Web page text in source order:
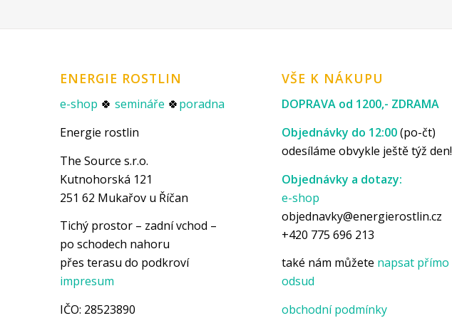
ENERGIE ROSTLIN
e-shop 🍀 semináře 🍀poradna
Energie rostlin
The Source s.r.o.
Kutnohorská 121
251 62 Mukařov u Říčan
Tichý prostor – zadní vchod –
po schodech nahoru
přes terasu do podkroví
impresum
IČO: 28523890
VŠE K NÁKUPU
DOPRAVA od 1200,- ZDRAMA
Objednávky do 12:00(po-čt)
odesíláme obvykle ještě týž den!
Objednávky a dotazy:
e-shop
objednavky@energierostlin.cz
+420 775 696 213
také nám můžete napsat přímo
odsud
obchodní podmínky